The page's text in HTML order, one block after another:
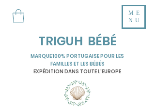
TRIGUH BÉBÉ
ME
NU
MARQUE 100% PORTUGAISE POUR LES
FAMILLES ET LES BÉBÉS
EXPÉDITION DANS TOUTE L'EUROPE